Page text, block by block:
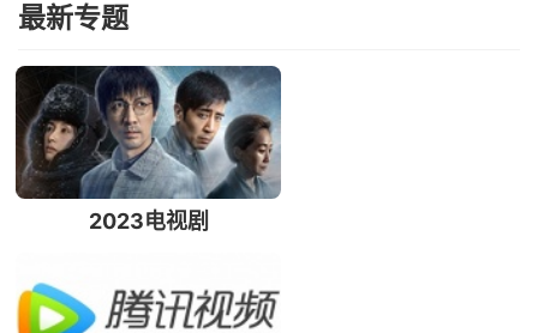
最新专题
2023电视剧